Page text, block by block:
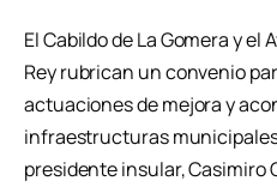
El Cabildo de La Gomera y el
Rey rubrican un convenio
actuaciones de mejora y
infraestructuras
presidente insular, Casimiro